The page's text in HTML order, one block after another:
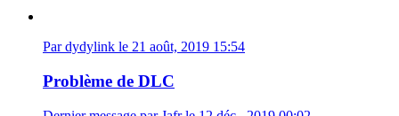
Par dydylink le 21 août, 2019 15:54
Problème de DLC